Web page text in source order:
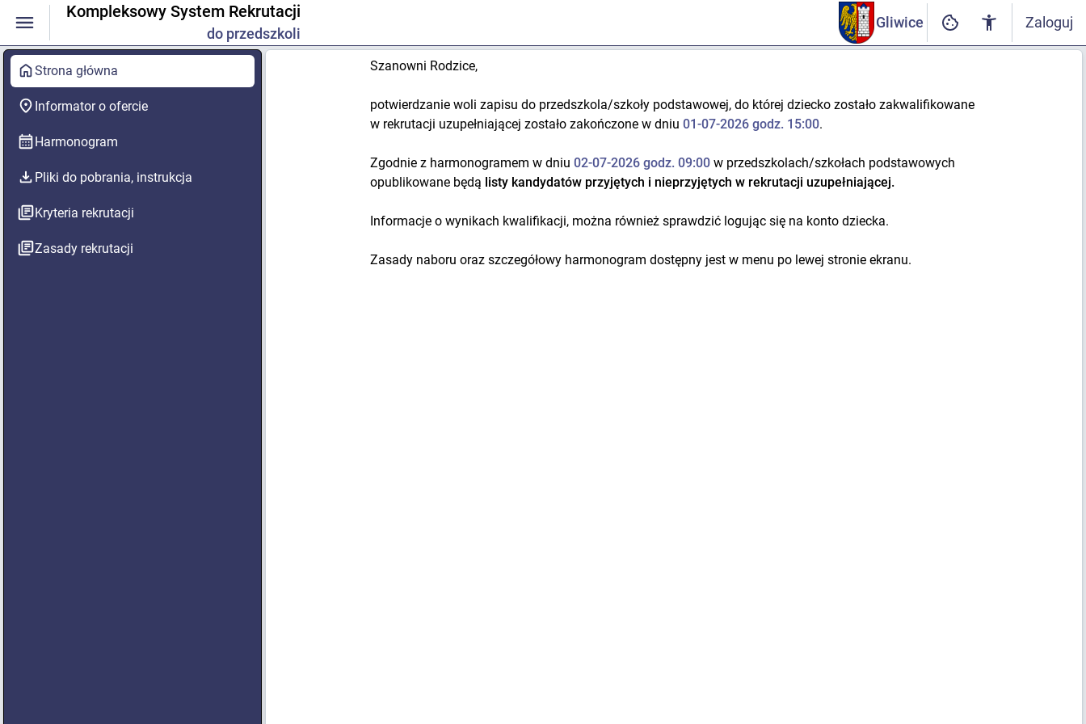
Kompleksowy System Rekrutacji
do przedszkoli
Gliwice Zaloguj
Strona główna
Informator o ofercie
Harmonogram
Pliki do pobrania, instrukcja
Kryteria rekrutacji
Zasady rekrutacji
Szanowni Rodzice,
potwierdzanie woli zapisu do przedszkola/szkoły podstawowej, do której dziecko zostało zakwalifikowane
w rekrutacji uzupełniającej zostało zakończone w dniu 01-07-2026 godz. 15:00.
Zgodnie z harmonogramem w dniu 02-07-2026 godz. 09:00 w przedszkolach/szkołach podstawowych
opublikowane będą listy kandydatów przyjętych i nieprzyjętych w rekrutacji uzupełniającej.
Informacje o wynikach kwalifikacji, można również sprawdzić logując się na konto dziecka.
Zasady naboru oraz szczegółowy harmonogram dostępny jest w menu po lewej stronie ekranu.